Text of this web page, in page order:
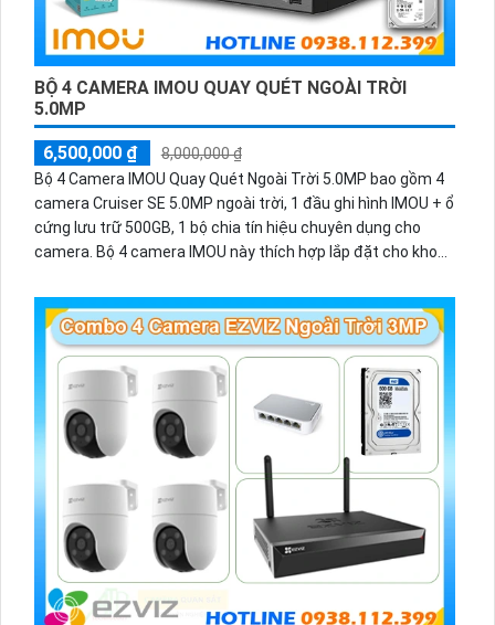
BỘ 4 CAMERA IMOU QUAY QUÉT NGOÀI TRỜI
5.0MP
6,500,000 ₫
8,000,000 ₫
Bộ 4 Camera IMOU Quay Quét Ngoài Trời 5.0MP bao gồm 4
camera Cruiser SE 5.0MP ngoài trời, 1 đầu ghi hình IMOU + ổ
cứng lưu trữ 500GB, 1 bộ chia tín hiệu chuyên dụng cho
camera. Bộ 4 camera IMOU này thích hợp lắp đặt cho kho
trời.